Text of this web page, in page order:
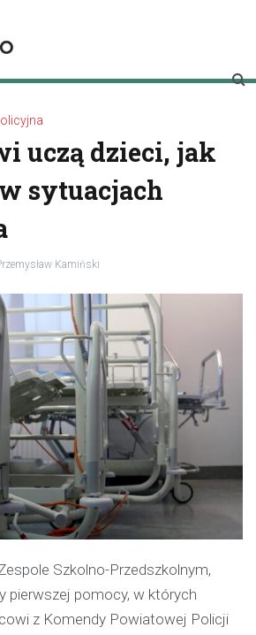
o Pszczynie
uczą dzieci, jak
sytuacjach
Kamiński
Szkolno-Przedszkolnym,
pierwszej pomocy, w których
z Komendy Powiatowej Policji